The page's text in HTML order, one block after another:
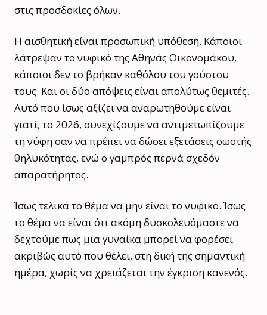
στις προσδοκίες όλων.
Η αισθητική είναι προσωπική υπόθεση. Κάποιοι
λάτρεψαν το νυφικό της Αθηνάς Οικονομάκου,
κάποιοι δεν το βρήκαν καθόλου του γούστου
τους. Και οι δύο απόψεις είναι απολύτως θεμιτές.
Αυτό που ίσως αξίζει να αναρωτηθούμε είναι
γιατί, το 2026, συνεχίζουμε να αντιμετωπίζουμε
τη νύφη σαν να πρέπει να δώσει εξετάσεις σωστής
θηλυκότητας, ενώ ο γαμπρός περνά σχεδόν
απαρατήρητος.
Ίσως τελικά το θέμα να μην είναι το νυφικό. Ίσως
το θέμα να είναι ότι ακόμη δυσκολευόμαστε να
δεχτούμε πως μια γυναίκα μπορεί να φορέσει
ακριβώς αυτό που θέλει, στη δική της σημαντική
ημέρα, χωρίς να χρειάζεται την έγκριση κανενός.